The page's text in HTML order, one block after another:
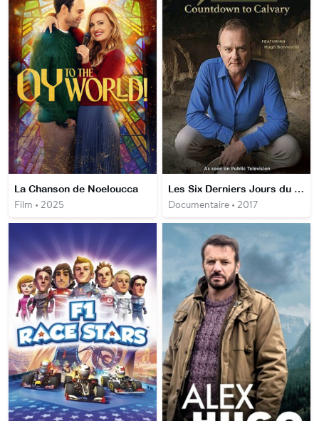
La Chanson de Noeloucca
Film • 2025
Les Six Derniers Jours du Christ
Documentaire • 2017